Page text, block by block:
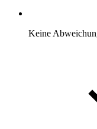
Keine